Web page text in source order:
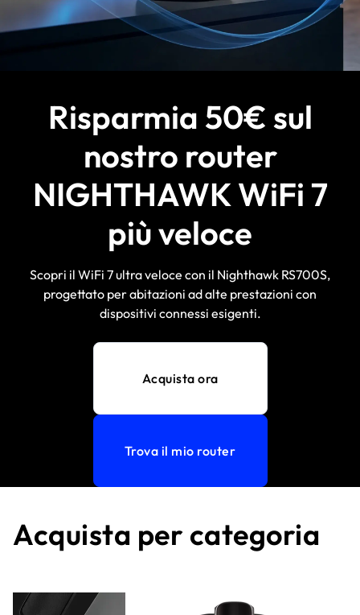
Risparmia 50€ sul
nostro router
NIGHTHAWK WiFi 7
più veloce
Scopri il WiFi 7 ultra veloce con il Nighthawk RS700S,
progettato per abitazioni ad alte prestazioni con
dispositivi connessi esigenti.
Acquista ora
Trova il mio router
Acquista per categoria